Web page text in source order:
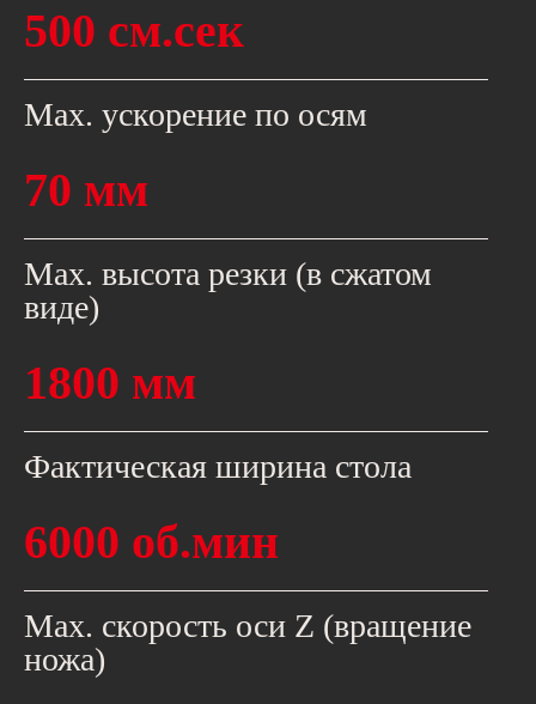
500 см.сек
Мах. ускорение по осям
70 мм
Max. высота резки (в сжатом
виде)
1800 мм
Фактическая ширина стола
6000 об.мин
Max. скорость оси Z (вращение
ножа)